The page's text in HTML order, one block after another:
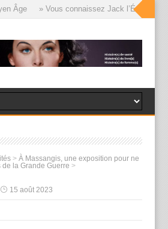
Âge » Vous connaissez Jack l’Éventreur,
> À Massangis, une exposition pour ne
la Grande Guerre >
15 août 2023